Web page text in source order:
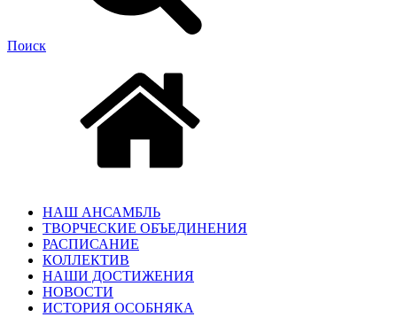
Поиск
НАШ АНСАМБЛЬ
ТВОРЧЕСКИЕ ОБЪЕДИНЕНИЯ
РАСПИСАНИЕ
КОЛЛЕКТИВ
НАШИ ДОСТИЖЕНИЯ
НОВОСТИ
ИСТОРИЯ ОСОБНЯКА